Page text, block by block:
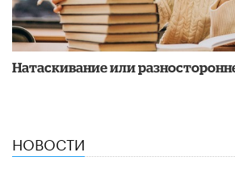
​Натаскивание или
НОВОСТИ